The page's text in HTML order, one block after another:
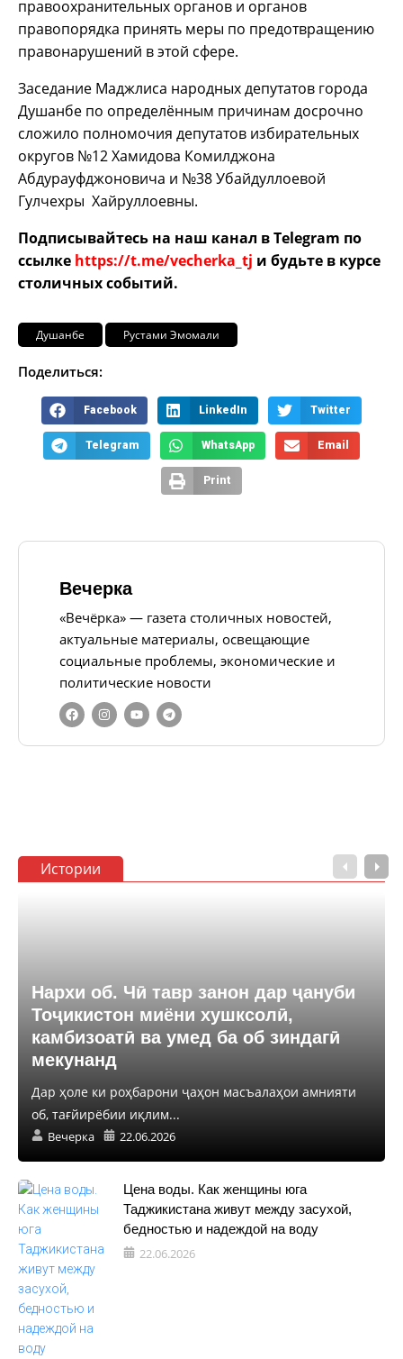
правоохранительных органов и органов
правопорядка принять меры по предотвращению
правонарушений в этой сфере.
Заседание Маджлиса народных депутатов города
Душанбе по определённым причинам досрочно
сложило полномочия депутатов избирательных
округов №12 Хамидова Комилджона
Абдурауфджоновича и №38 Убайдуллоевой
Гулчехры Хайруллоевны.
Подписывайтесь на наш канал в Telegram по
ссылке https://t.me/vecherka_tj и будьте в курсе
столичных событий.
Душанбе Рустами Эмомали
Поделиться:
Facebook LinkedIn Twitter
Telegram WhatsApp Email
Print
Вечерка
«Вечёрка» — газета столичных новостей,
актуальные материалы, освещающие
социальные проблемы, экономические и
политические новости
Истории
Нархи об. Чӣ тавр занон дар ҷануби
Тоҷикистон миёни хушксолӣ,
камбизоатӣ ва умед ба об зиндагӣ
мекунанд
Дар ҳоле ки роҳбарони ҷаҳон масъалаҳои амнияти
об, тағйирёбии иқлим...
Вечерка 22.06.2026
Цена воды. Как женщины юга
Таджикистана живут между засухой,
бедностью и надеждой на воду
22.06.2026